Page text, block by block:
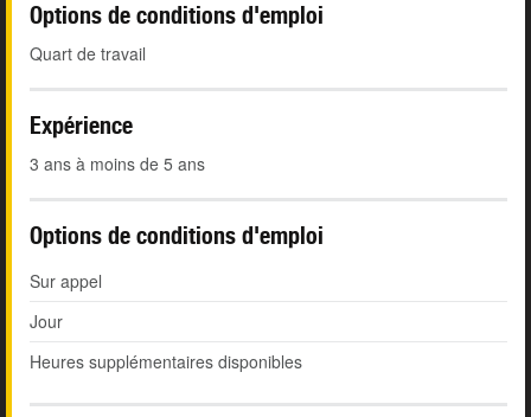
Options de conditions d'emploi
Quart de travail
Expérience
3 ans à moins de 5 ans
Options de conditions d'emploi
Sur appel
Jour
Heures supplémentaires disponibles